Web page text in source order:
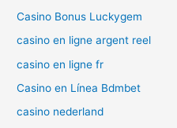
Casino Bonus Luckygem
casino en ligne argent reel
casino en ligne fr
Casino en Línea Bdmbet
casino nederland